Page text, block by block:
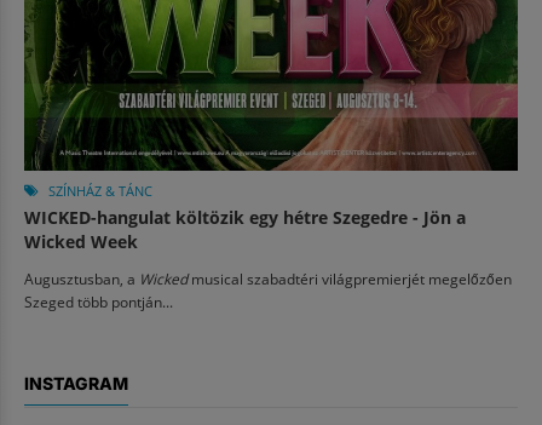
SZÍNHÁZ & TÁNC
WICKED-hangulat költözik egy hétre Szegedre - Jön a
Wicked Week
Augusztusban, a Wickedmusical szabadtéri világpremierjét megelőzően
Szeged több pontján...
INSTAGRAM